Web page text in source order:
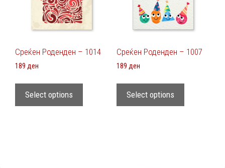
Среќен Роденден – 1014
189 ден
Select options
Среќен Роденден – 1007
189 ден
Select options